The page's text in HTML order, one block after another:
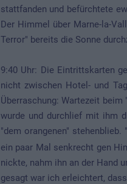
stattfanden und befürchtete
Der Himmel über Marne-la-
Terror" bereits die Sonne
9:40 Uhr: Die Eintrittskarten
nicht zwischen Hotel- und
Überraschung: Wartezeit
wurde und durchlief mit ihm
"dem orangenen"
ein paar Mal senkrecht gen
nickte, nahm ihn an der Hand
gesagt war ich erleichtert,